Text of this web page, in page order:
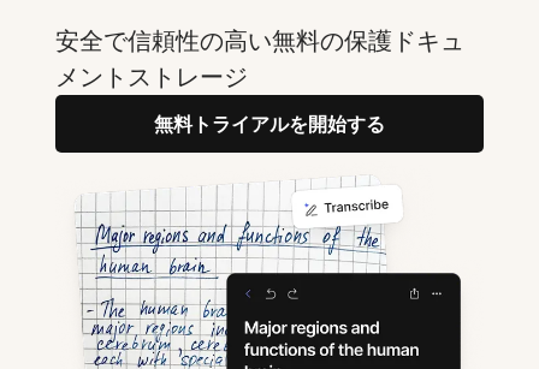
安全で信頼性の高い無料の保護ドキュ
メントストレージ
無料トライアルを開始する